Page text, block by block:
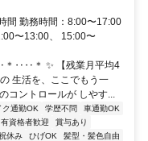
間 勤務時間：8:00〜17:00
〜13:00、 15:00〜
‥‥＊ ✨ 【残業月平均4
生活を、ここでもう一
コントロールが しやす...
ク通勤OK 学歴不問
車通勤OK
有資格者歓迎
賞与あり
休み ひげOK 髪型・髪色自由